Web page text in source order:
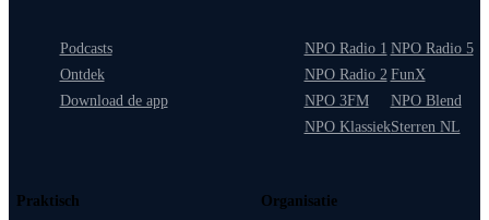
Podcasts
Ontdek
Download de app
NPO Radio 1
NPO Radio 2
NPO 3FM
NPO Klassiek
NPO Radio 5
FunX
NPO Blend
Sterren NL
Praktisch Organisatie